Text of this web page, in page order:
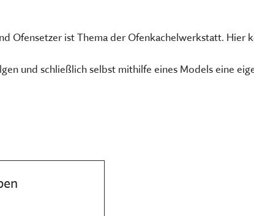
Museum im Museum
vermitteln
MEHR ÜBER UNSERE
Ofensetzer ist Thema der Ofenkachelwerkstatt. Hier
und schließlich selbst mithilfe eines Models eine